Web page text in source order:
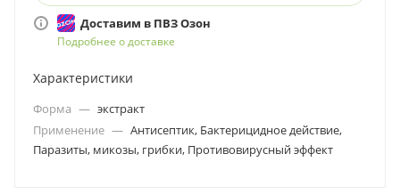
Доставим в ПВЗ Озон
Подробнее о доставке
Характеристики
Форма — экстракт
Применение — Антисептик, Бактерицидное действие,
Паразиты, микозы, грибки, Противовирусный эффект